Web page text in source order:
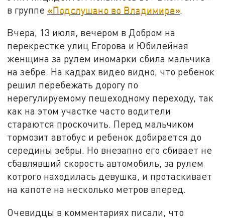
в группе «Подслушано во Владимире».
Вчера, 13 июля, вечером в Добром на
перекрестке улиц Егорова и Юбилейная
женщина за рулем иномарки сбила мальчика
на зебре. На кадрах видео видно, что ребенок
решил перебежать дорогу по
нерегулируемому пешеходному переходу, так
как на этом участке часто водители
стараются проскочить. Перед мальчиком
тормозит автобус и ребенок добирается до
середины зебры. Но внезапно его сбивает не
сбавлявший скорость автомобиль, за рулем
котрого находилась девушка, и протаскивает
на капоте на несколько метров вперед.
Очевидцы в комментариях писали, что